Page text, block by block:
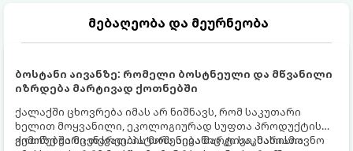
მებაღეობა და მეურნეობა
ბოსტანი აივანზე: რომელი ბოსტნეული და მწვანილი
იზრდება მარტივად ქოთნებში
ქალაქში ცხოვრება იმას არ ნიშნავს, რომ საკუთარი
ხელით მოყვანილი, ეკოლოგიურად სუფთა პროდუქტის
გემოზე უარი თქვათ. პატარა აივანიც კი საკმარისია
ქოთნებში მცენარეების მოშენება მარტივი, სასიამოვნო